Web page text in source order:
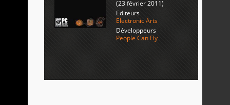
(23 février 2011)
Editeurs
Electronic Arts
Développeurs
People Can Fly